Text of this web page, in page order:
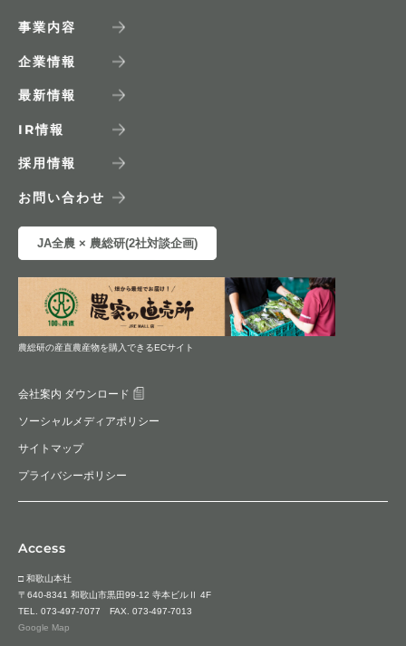
事業内容
企業情報
最新情報
IR情報
採用情報
お問い合わせ
JA全農 × 農総研(2社対談企画)
農総研の産直農産物を購入できるECサイト
会社案内 ダウンロード
ソーシャルメディアポリシー
サイトマップ
プライバシーポリシー
Access
□ 和歌山本社
〒640-8341 和歌山市黒田99-12 寺本ビルⅡ 4F
TEL. 073-497-7077 FAX. 073-497-7013
Google Map